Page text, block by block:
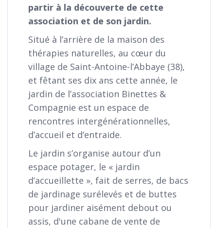
partir à la découverte de cette
association et de son jardin.
Situé à l’arrière de la maison des
thérapies naturelles, au cœur du
village de Saint-Antoine-l’Abbaye (38),
et fêtant ses dix ans cette année, le
jardin de l’association Binettes &
Compagnie est un espace de
rencontres intergénérationnelles,
d’accueil et d’entraide.
Le jardin s’organise autour d’un
espace potager, le « jardin
d’accueillette », fait de serres, de bacs
de jardinage surélevés et de buttes
pour jardiner aisément debout ou
assis, d'une cabane de vente de